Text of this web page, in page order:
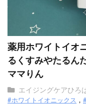
薬用ホワイトイオ
るくすみやたるん
ママりん
エイジングケアひろ
#ホワイトイオニックス